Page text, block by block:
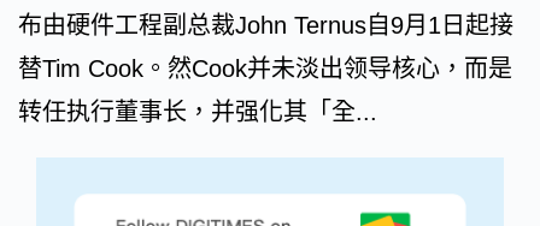
布由硬件工程副总裁John Ternus自9月1日起接
替Tim Cook。然Cook并未淡出领导核心，而是
转任执行董事长，并强化其「全...